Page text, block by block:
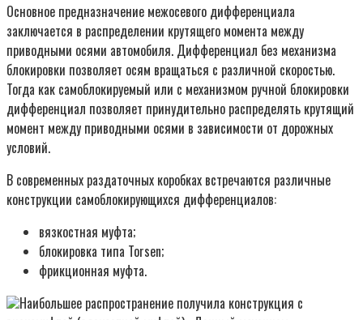
Основное предназначение межосевого дифференциала
заключается в распределении крутящего момента между
приводными осями автомобиля. Дифференциал без механизма
блокировки позволяет осям вращаться с различной скоростью.
Тогда как самоблокируемый или с механизмом ручной блокировки
дифференциал позволяет принудительно распределять крутящий
момент между приводными осями в зависимости от дорожных
условий.
В современных раздаточных коробках встречаются различные
конструкции самоблокирующихся дифференциалов:
вязкостная муфта;
блокировка типа Torsen;
фрикционная муфта.
Наибольшее распространение получила конструкция с